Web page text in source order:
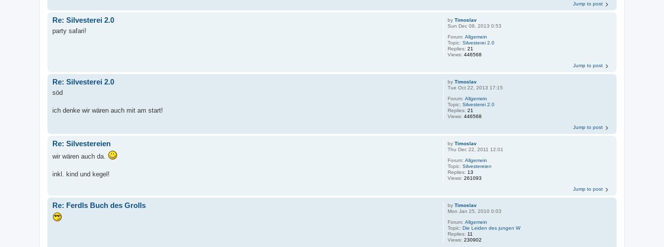
Jump to post
byTimoslav
Sun Dec 08, 2013 0:53
Forum:Allgemein
Topic:Silvesterei 2.0
Replies:21
Views:446568
Re: Silvesterei 2.0
party safari!
Jump to post
byTimoslav
Tue Oct 22, 2013 17:15
Forum:Allgemein
Topic:Silvesterei 2.0
Replies:21
Views:446568
Re: Silvesterei 2.0
söd
ich denke wir wären auch mit am start!
Jump to post
byTimoslav
Thu Dec 22, 2011 12:01
Forum:Allgemein
Topic:Silvestereien
Replies: 13
Views:261093
Re: Silvestereien
wir wären auch da.
inkl. kind und kegel!
Jump to post
byTimoslav
Mon Jan 25, 2010 0:03
Forum:Allgemein
Topic:Die Leiden des jungen W
Replies: 11
Views:230902
Re: Ferdls Buch des Grolls